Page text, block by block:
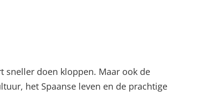
doen kloppen. Maar ook de
het Spaanse leven en de prachtige